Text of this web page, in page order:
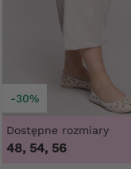
-30%
Dostępne rozmiary
48, 54, 56